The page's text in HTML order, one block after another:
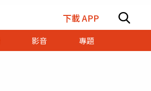
下載 APP
影音
專題